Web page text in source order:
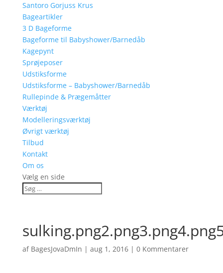
Santoro Gorjuss Krus
Bageartikler
3 D Bageforme
Bageforme til Babyshower/Barnedåb
Kagepynt
Sprøjeposer
Udstiksforme
Udstiksforme – Babyshower/Barnedåb
Rullepinde & Prægemåtter
Værktøj
Modelleringsværktøj
Øvrigt værktøj
Tilbud
Kontakt
Om os
Vælg en side
af BagesJovaDmIn | aug 1, 2016| 0 Kommentarer